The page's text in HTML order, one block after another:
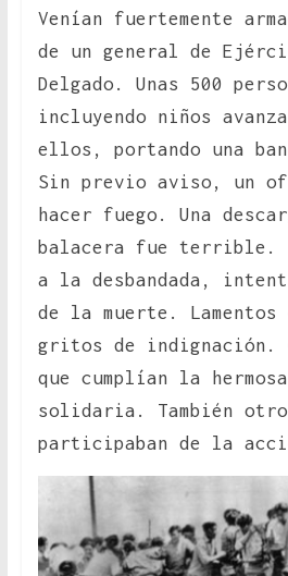
Venían fuertemente
de un general de
Delgado. Unas 500
incluyendo niños
ellos, portando una
Sin previo aviso, un
hacer fuego. Una
balacera fue terrible.
a la desbandada,
de la muerte.
gritos de indignación.
que cumplían la
solidaria. También
participaban de la